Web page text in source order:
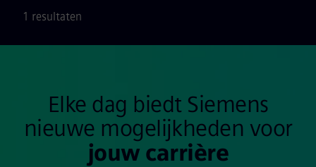
1 resultaten
Elke dag biedt Siemens
nieuwe mogelijkheden voor
jouw carrière